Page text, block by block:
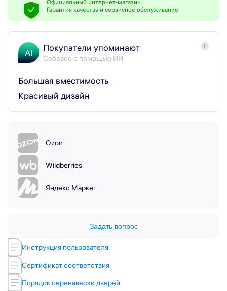
Инструкция пользователя
Сертификат соответствия
Порядок перенавески дверей
Официальный интернет-магазин
Гарантия качества и сервисное обслуживание
AI Покупатели упоминают
Собрано с помощью ИИ
i
Большая вместимость
Красивый дизайн
Ozon
Wildberries
Яндекс Маркет
Задать вопрос